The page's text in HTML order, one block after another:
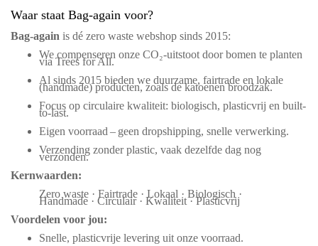
Waar staat Bag-again voor?
Bag‑again is dé zero waste webshop sinds 2015:
We compenseren onze CO₂-uitstoot door bomen te planten
via Trees for All.
Al sinds 2015 bieden we duurzame, fairtrade en lokale
(handmade) producten, zoals de katoenen broodzak.
Focus op circulaire kwaliteit: biologisch, plasticvrij en built-
to-last.
Eigen voorraad – geen dropshipping, snelle verwerking.
Verzending zonder plastic, vaak dezelfde dag nog
verzonden.
Kernwaarden:
Zero waste · Fairtrade · Lokaal · Biologisch ·
Handmade · Circulair · Kwaliteit · Plasticvrij
Voordelen voor jou:
Snelle, plasticvrije levering uit onze voorraad.